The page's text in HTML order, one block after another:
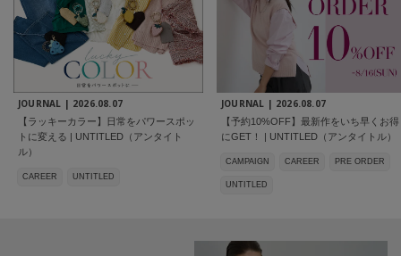
JOURNAL | 2026.08.07
【ラッキーカラー】日常をパワースポッ
トに変える | UNTITLED（アンタイト
ル）
CAREER UNTITLED
JOURNAL | 2026.08.07
【予約10%OFF】最新作をいち早くお得
にGET！ | UNTITLED（アンタイトル）
CAMPAIGN CAREER PRE ORDER
UNTITLED